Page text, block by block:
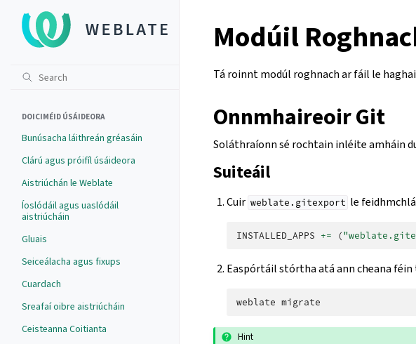
DOICIMÉID ÚSÁIDEORA
Bunúsacha láithreán gréasáin
Clárú agus próifíl úsáideora
Aistriúchán le Weblate
Íoslódáil agus uaslódáil
aistriúcháin
Gluais
Seiceálacha agus fixups
Cuardach
Sreafaí oibre aistriúcháin
Ceisteanna Coitianta
Modúil
Tá roinnt modúl roghnach ar fáil le
Onnmhaireoir Git
Soláthraíonn sé rochtain inléite amháin
Suiteáil
Cuir weblate.gitexport le
INSTALLED_APPS += (
Easpórtáil stórtha atá ann cheana féin
weblate
Hint